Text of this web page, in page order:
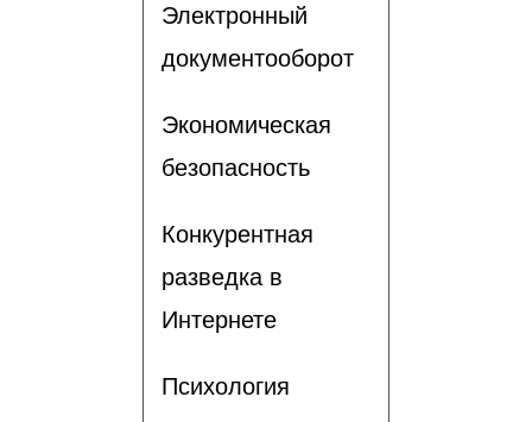
Электронный
документооборот
Экономическая
безопасность
Конкурентная
разведка в
Интернете
Психология